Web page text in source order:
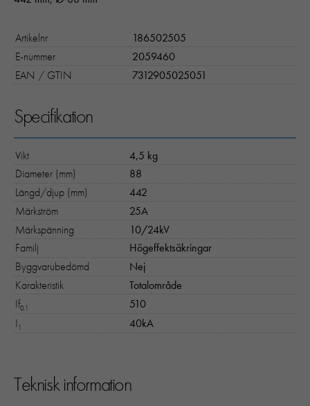
Artikelnr
186502505
E-nummer
2059460
EAN / GTIN
7312905025051
Specifikation
Vikt
4,5 kg
Diameter (mm)
88
Längd/djup (mm)
442
Märkström
25A
Märkspänning
10/24kV
Familj
Högeffektsäkringar
Byggvarubedömd
Nej
Karakteristik
Totalområde
If0,1
510
I 1 40kA
Teknisk information